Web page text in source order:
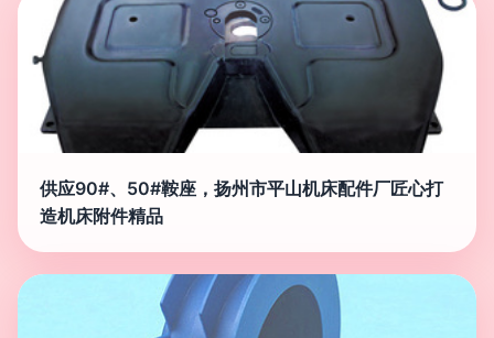
供应90#、50#鞍座，扬州市平山机床配件厂匠心打
造机床附件精品